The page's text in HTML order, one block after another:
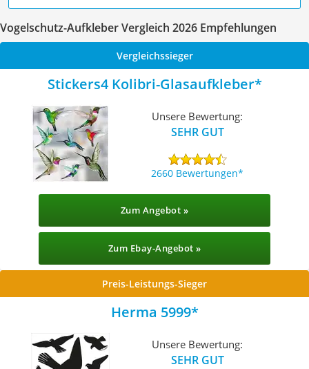
Vogelschutz-Aufkleber Vergleich 2026 Empfehlungen
Vergleichssieger
Stickers4 Kolibri-Glasaufkleber
Unsere Bewertung:
SEHR GUT
2660 Bewertungen
Zum Angebot »
Zum Ebay-Angebot »
Preis-Leistungs-Sieger
Herma 5999
Unsere Bewertung:
SEHR GUT